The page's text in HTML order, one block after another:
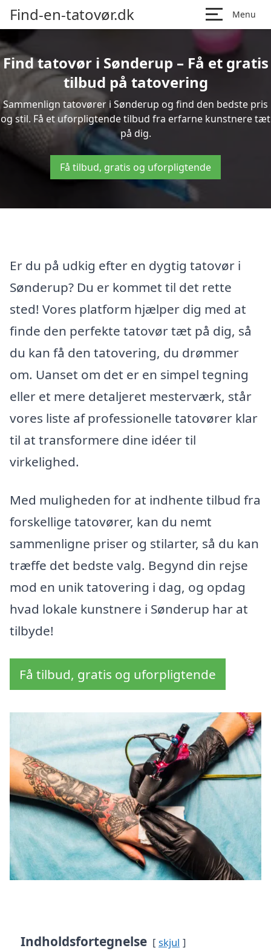
Find-en-tatovør.dk Menu
Find tatovør i Sønderup – Få et gratis
tilbud på tatovering
Sammenlign tatovører i Sønderup og find den bedste pris
og stil. Få et uforpligtende tilbud fra erfarne kunstnere tæt
på dig.
Få tilbud, gratis og uforpligtende
Er du på udkig efter en dygtig tatovør i
Sønderup? Du er kommet til det rette
sted! Vores platform hjælper dig med at
finde den perfekte tatovør tæt på dig, så
du kan få den tatovering, du drømmer
om. Uanset om det er en simpel tegning
eller et mere detaljeret mesterværk, står
vores liste af professionelle tatovører klar
til at transformere dine idéer til
virkelighed.
Med muligheden for at indhente tilbud fra
forskellige tatovører, kan du nemt
sammenligne priser og stilarter, så du kan
træffe det bedste valg. Begynd din rejse
mod en unik tatovering i dag, og opdag
hvad lokale kunstnere i Sønderup har at
tilbyde!
Få tilbud, gratis og uforpligtende
Indholdsfortegnelse skjul